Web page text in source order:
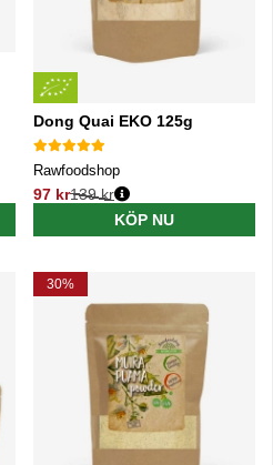
Dong Quai EKO 125g
Rawfoodshop
97 kr
Ordinarie pris:
139 kr
KÖP NU
30%